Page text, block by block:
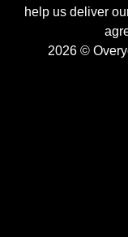
help us deliver
2026 ©